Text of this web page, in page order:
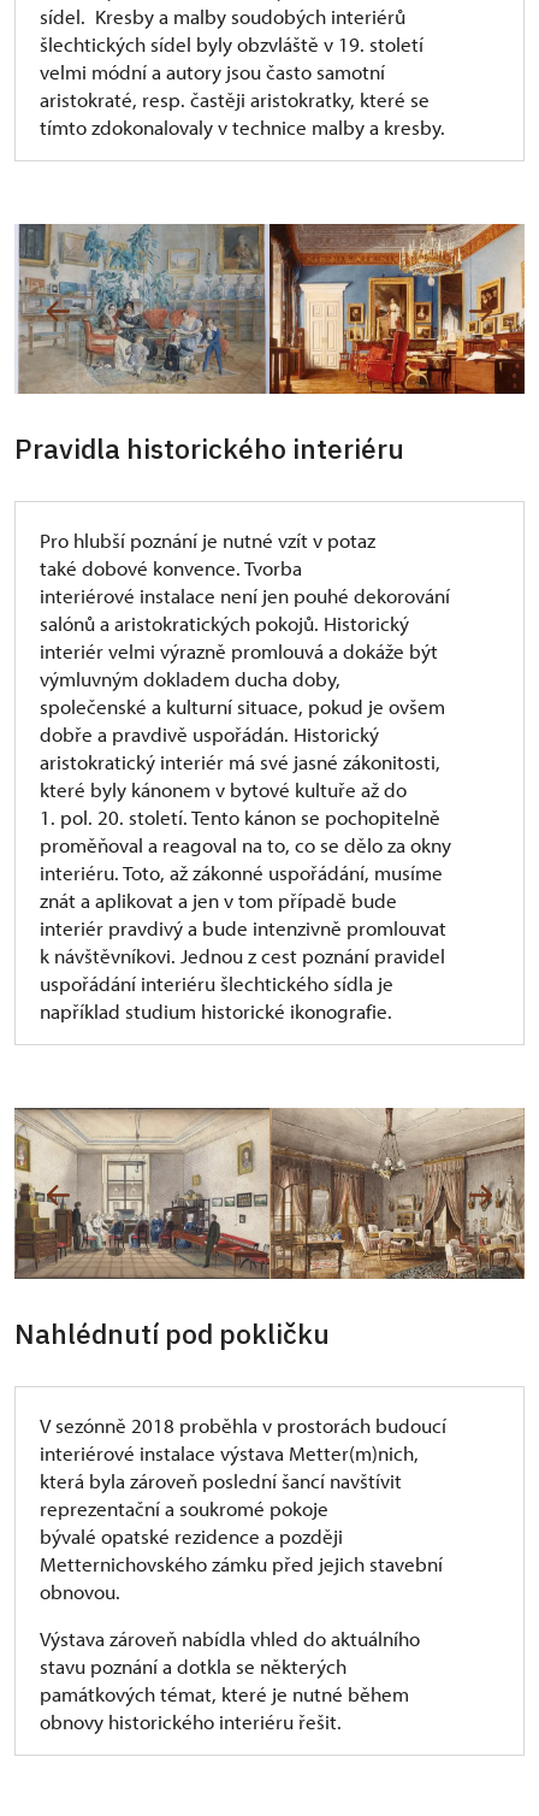
sídel. Kresby a malby soudobých interiérů
šlechtických sídel byly obzvláště v 19. století
velmi módní a autory jsou často samotní
aristokraté, resp. častěji aristokratky, které se
tímto zdokonalovaly v technice malby a kresby.
Pravidla historického interiéru
Pro hlubší poznání je nutné vzít v potaz
také dobové konvence. Tvorba
interiérové instalace není jen pouhé dekorování
salónů a aristokratických pokojů. Historický
interiér velmi výrazně promlouvá a dokáže být
výmluvným dokladem ducha doby,
společenské a kulturní situace, pokud je ovšem
dobře a pravdivě uspořádán. Historický
aristokratický interiér má své jasné zákonitosti,
které byly kánonem v bytové kultuře až do
1. pol. 20. století. Tento kánon se pochopitelně
proměňoval a reagoval na to, co se dělo za okny
interiéru. Toto, až zákonné uspořádání, musíme
znát a aplikovat a jen v tom případě bude
interiér pravdivý a bude intenzivně promlouvat
k návštěvníkovi. Jednou z cest poznání pravidel
uspořádání interiéru šlechtického sídla je
například studium historické ikonografie.
Nahlédnutí pod pokličku
V sezónně 2018 proběhla v prostorách budoucí
interiérové instalace výstava Metter(m)nich,
která byla zároveň poslední šancí navštívit
reprezentační a soukromé pokoje
bývalé opatské rezidence a později
Metternichovského zámku před jejich stavební
obnovou.
Výstava zároveň nabídla vhled do aktuálního
stavu poznání a dotkla se některých
památkových témat, které je nutné během
obnovy historického interiéru řešit.